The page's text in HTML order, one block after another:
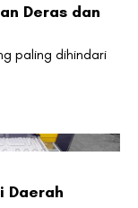
Deras dan
paling dihindari
Daerah